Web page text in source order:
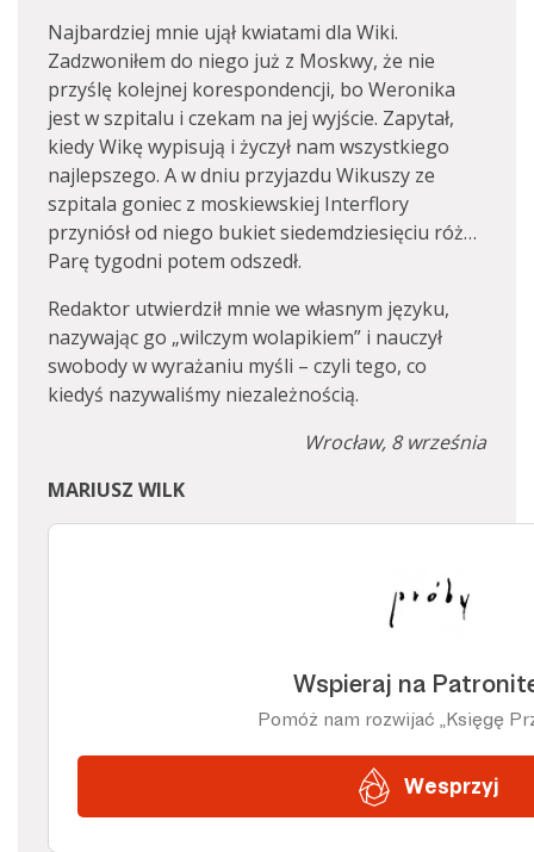
Najbardziej mnie ujął kwiatami dla Wiki.
Zadzwoniłem do niego już z Moskwy, że nie
przyślę kolejnej korespondencji, bo Weronika
jest w szpitalu i czekam na jej wyjście. Zapytał,
kiedy Wikę wypisują i życzył nam wszystkiego
najlepszego. A w dniu przyjazdu Wikuszy ze
szpitala goniec z moskiewskiej Interflory
przyniósł od niego bukiet siedemdziesięciu róż…
Parę tygodni potem odszedł.
Redaktor utwierdził mnie we własnym języku,
nazywając go „wilczym wolapikiem” i nauczył
swobody w wyrażaniu myśli – czyli tego, co
kiedyś nazywaliśmy niezależnością.
Wrocław, 8 września
MARIUSZ WILK